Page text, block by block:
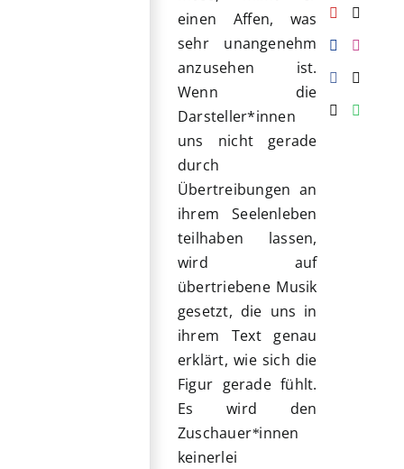
einen Affen, was
sehr unangenehm
anzusehen ist.
Wenn die
Darsteller*innen
uns nicht gerade
durch
Übertreibungen an
ihrem Seelenleben
teilhaben lassen,
wird auf
übertriebene Musik
gesetzt, die uns in
ihrem Text genau
erklärt, wie sich die
Figur gerade fühlt.
Es wird den
Zuschauer*innen
keinerlei